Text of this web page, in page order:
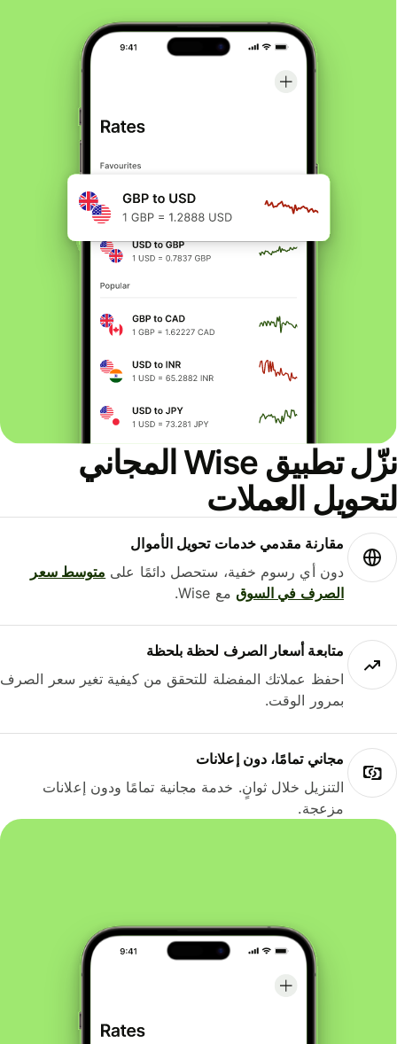
نزّل تطبيق Wise المجاني
العملات
مقارنة مقدمي خدمات تحويل الأموال
دون أي رسوم خفية، ستحصل دائمًا علىمتوسط ​​سعر
الصرف في السوقمع Wise.
متابعة أسعار الصرف لحظة بلحظة
احفظ عملاتك المفضلة للتحقق من كيفية تغير سعر الصرف
بمرور الوقت.
مجاني تمامًا، دون إعلانات
التنزيل خلال ثوانٍ. خدمة مجانية تمامًا ودون إعلانات
مزعجة.